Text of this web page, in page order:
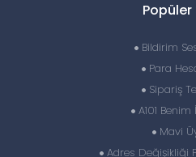
Bildirim
Para
Sipariş
A101
Mavi
Adres Değişikliği